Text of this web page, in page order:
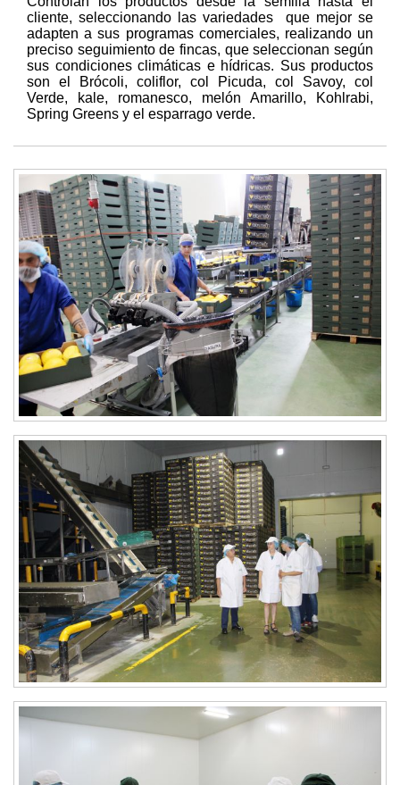
cliente, seleccionando las variedades que mejor se
adapten a sus programas comerciales, realizando un
preciso seguimiento de fincas, que seleccionan según
sus condiciones climáticas e hídricas. Sus productos
son el Brócoli, coliflor, col Picuda, col Savoy, col
Verde, kale, romanesco, melón Amarillo, Kohlrabi,
Spring Greens y el esparrago verde.